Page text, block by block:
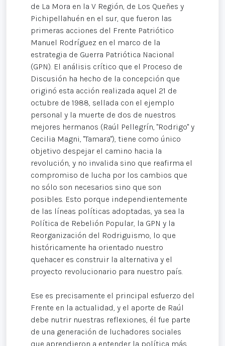
de La Mora en la V Región, de Los Queñes y
Pichipellahuén en el sur, que fueron las
primeras acciones del Frente Patriótico
Manuel Rodríguez en el marco de la
estrategia de Guerra Patriótica Nacional
(GPN). El análisis crítico que el Proceso de
Discusión ha hecho de la concepción que
originó esta acción realizada aquel 21 de
octubre de 1988, sellada con el ejemplo
personal y la muerte de dos de nuestros
mejores hermanos (Raúl Pellegrín, "Rodrigo" y
Cecilia Magni, "Tamara"), tiene como único
objetivo despejar el camino hacia la
revolución, y no invalida sino que reafirma el
compromiso de lucha por los cambios que
no sólo son necesarios sino que son
posibles. Esto porque independientemente
de las líneas políticas adoptadas, ya sea la
Política de Rebelión Popular, la GPN y la
Reorganización del Rodriguismo, lo que
históricamente ha orientado nuestro
quehacer es construir la alternativa y el
proyecto revolucionario para nuestro país.
Ese es precisamente el principal esfuerzo del
Frente en la actualidad, y el aporte de Raúl
debe nutrir nuestras reflexiones, él fue parte
de una generación de luchadores sociales
que aprendieron a entender la política más